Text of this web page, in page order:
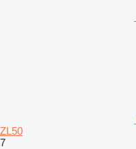
ZL50
7